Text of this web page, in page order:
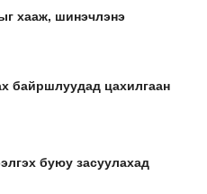
хааж, шинэчлэнэ
байршлуудад цахилгаан
буюу засуулахад